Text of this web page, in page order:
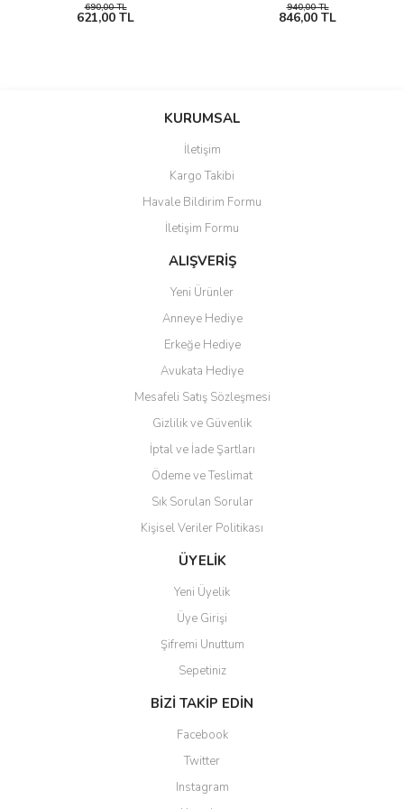
690,00 TL
621,00 TL
940,00 TL
846,00 TL
KURUMSAL
İletişim
Kargo Takibi
Havale Bildirim Formu
İletişim Formu
ALIŞVERİŞ
Yeni Ürünler
Anneye Hediye
Erkeğe Hediye
Avukata Hediye
Mesafeli Satış Sözleşmesi
Gizlilik ve Güvenlik
İptal ve İade Şartları
Ödeme ve Teslimat
Sık Sorulan Sorular
Kişisel Veriler Politikası
ÜYELİK
Yeni Üyelik
Üye Girişi
Şifremi Unuttum
Sepetiniz
BİZİ TAKİP EDİN
Facebook
Twitter
Instagram